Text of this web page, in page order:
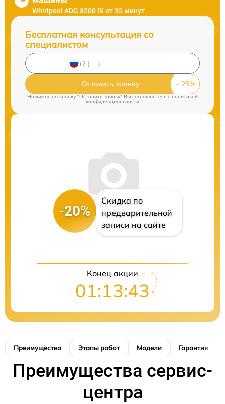
Whirlpool ADG 8200 IX от 35 минут
Бесплатная консультация со
специалистом
Оставить заявку
Нажимая на кнопку "Оставить заявку" Вы соглашаетесь c политикой
конфиденциальности
-20%
Скидка по
предварительной
записи на сайте
Конец акции
01:13:42
Преимущества Этапы работ Модели Гарантия
Преимущества сервис-
центра